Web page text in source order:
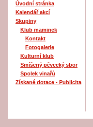
Úvodní stránka
Kalendář akcí
Skupiny
Klub maminek
Kontakt
Fotogalerie
Kulturní klub
Smíšený pěvecký sbor
Spolek vinařů
Získané dotace - Publicita